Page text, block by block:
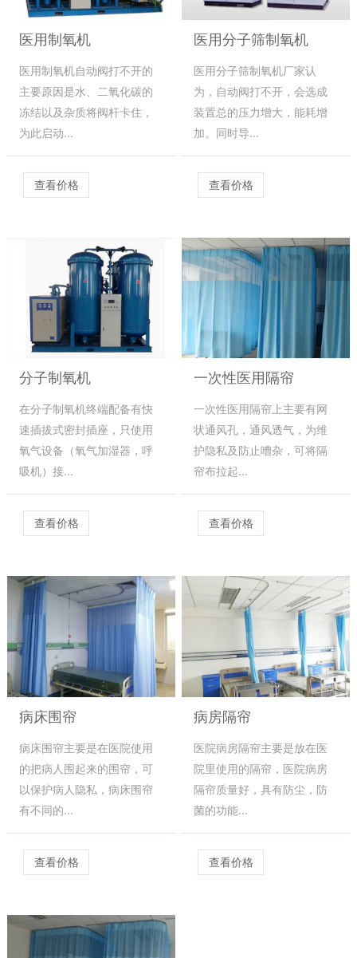
医用制氧机
医用制氧机自动阀打不开的
主要原因是水、二氧化碳的
冻结以及杂质将阀杆卡住，
为此启动...
查看价格
医用分子筛制氧机
医用分子筛制氧机厂家认
为，自动阀打不开，会选成
装置总的压力增大，能耗增
加。同时导...
查看价格
分子制氧机
在分子制氧机终端配备有快
速插拔式密封插座，只使用
氧气设备（氧气加湿器，呼
吸机）接...
查看价格
一次性医用隔帘
一次性医用隔帘上主要有网
状通风孔，通风透气，为维
护隐私及防止嘈杂，可将隔
帘布拉起...
查看价格
病床围帘
病床围帘主要是在医院使用
的把病人围起来的围帘，可
以保护病人隐私，病床围帘
有不同的...
查看价格
病房隔帘
医院病房隔帘主要是放在医
院里使用的隔帘，医院病房
隔帘质量好，具有防尘，防
菌的功能...
查看价格